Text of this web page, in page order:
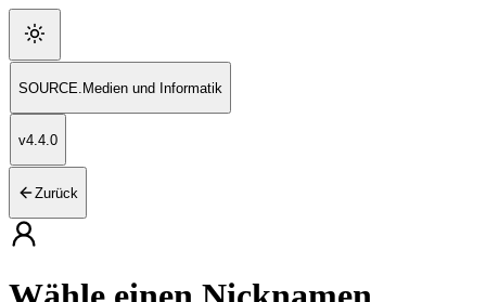
SOURCE Medien und Informatik
v4.4.0
Zurück